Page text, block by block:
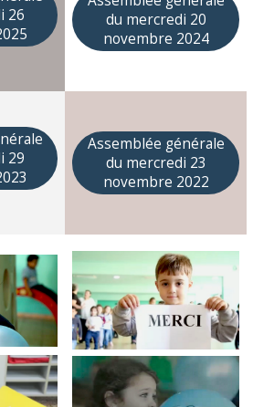
26
du mercredi 20
novembre 2024
29
Assemblée générale
du mercredi 23
novembre 2022